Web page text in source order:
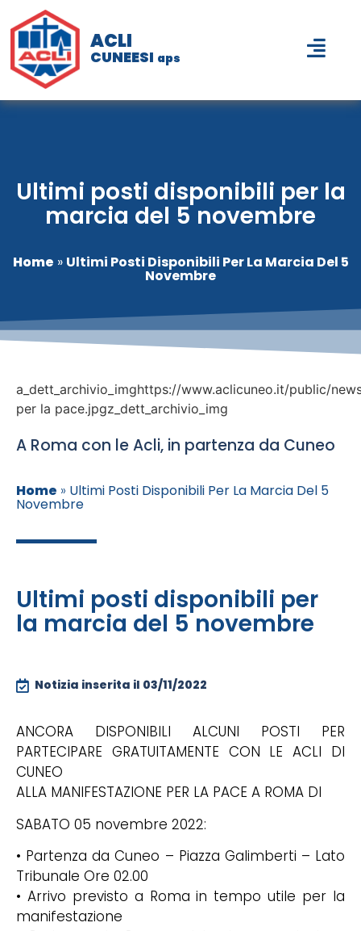
ACLI
CUNEESI aps
Ultimi posti disponibili per la
marcia del 5 novembre
Home » Ultimi Posti Disponibili Per La Marcia Del 5
Novembre
a_dett_archivio_imghttps://www.aclicuneo.it/public/
per la pace.jpgz_dett_archivio_img
A Roma con le Acli, in partenza da Cuneo
Home » Ultimi Posti Disponibili Per La Marcia Del 5
Novembre
Ultimi posti disponibili per
la marcia del 5 novembre
Notizia inserita il 03/11/2022
ANCORA DISPONIBILI ALCUNI POSTI PER
PARTECIPARE GRATUITAMENTE CON LE ACLI DI
CUNEO
ALLA MANIFESTAZIONE PER LA PACE A ROMA DI
SABATO 05 novembre 2022:
• Partenza da Cuneo – Piazza Galimberti – Lato
Tribunale Ore 02.00
• Arrivo previsto a Roma in tempo utile per la
manifestazione